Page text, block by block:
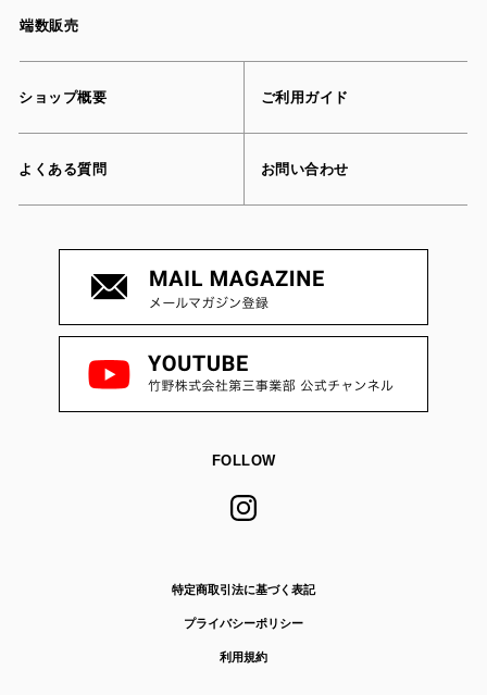
端数販売
ショップ概要 ご利用ガイド
よくある質問 お問い合わせ
FOLLOW
特定商取引法に基づく表記
プライバシーポリシー
利用規約